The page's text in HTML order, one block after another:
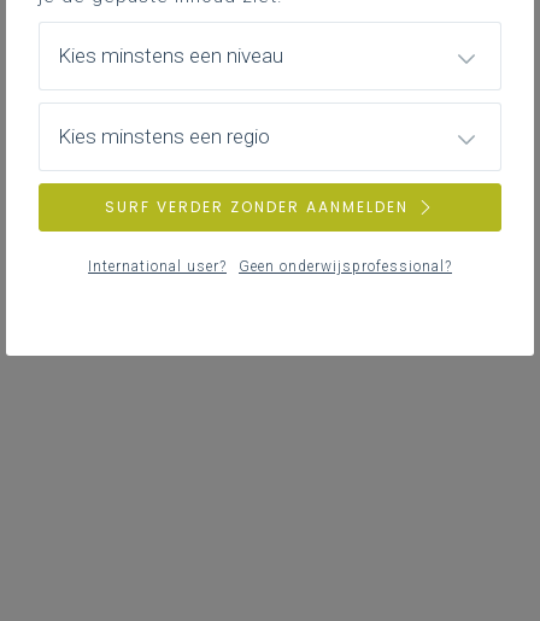
Kies minstens een niveau
Kies minstens een regio
SURF VERDER ZONDER AANMELDEN
International user? Geen onderwijsprofessional?